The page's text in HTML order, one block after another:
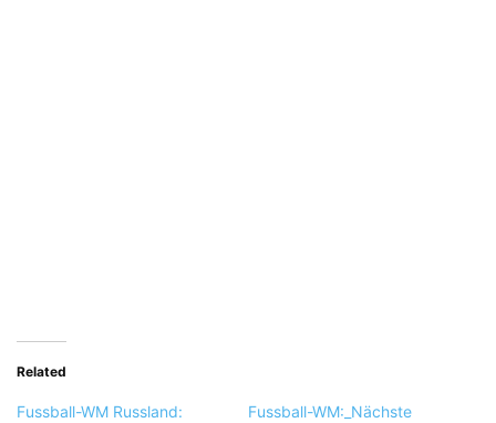
Related
Fussball-WM Russland:
Fussball-WM:_Nächste